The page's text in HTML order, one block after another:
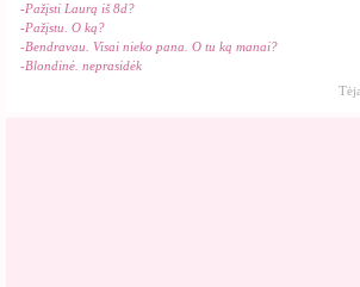
-Pažįsti Laurą iš 8d?
-Pažįstu. O ką?
-Bendravau. Visai nieko pana. O tu ką manai?
-Blondinė. neprasidėk